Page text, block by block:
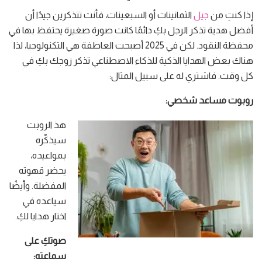
إذا كنتِ من جيل الثمانينات أو السبعينات، فأنت تتذكرين جيدًا أن
أفضل هدية تذكر الرجل بكِ دائمًا كانت صورة صغيرة يحتفظ بها في
محفظة النقود. لكن في 2025 أصبحت العاطفة هي التكنولوجيا، لذا
هناك بعض الهدايا الذكية للذكاء الاصطناعي تذكر زوجك بكِ في
كل وقت. فاشتري له على سبيل المثال:
روبوت مساعد شخصي:
هذ الروبت
سيذكّره
بمواعيده،
يحضر قهوته
المفضلة. وأيضًا
سياعده في
اختار هدايا لكِ.
صوتكِ على
سماعته: